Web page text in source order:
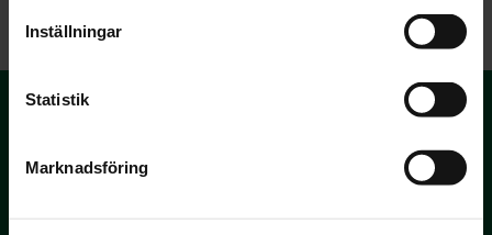
c
Inställningar
Statistik
Marknadsföring